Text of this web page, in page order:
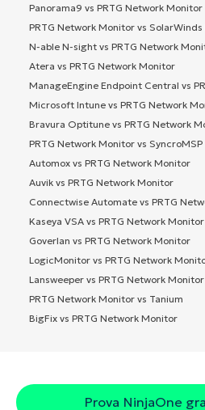
Panorama9 vs PRTG Network Monitor
PRTG Network Monitor vs
N-able N-sight vs PRTG Network
Atera vs PRTG Network Monitor
ManageEngine Endpoint Central vs
Microsoft Intune vs PRTG Network
Bravura Optitune vs PRTG Network
PRTG Network Monitor vs SyncroMSP
Automox vs PRTG Network Monitor
Auvik vs PRTG Network Monitor
Connectwise Automate vs PRTG
Kaseya VSA vs PRTG Network Monitor
Goverlan vs PRTG Network Monitor
LogicMonitor vs PRTG Network
Lansweeper vs PRTG Network Monitor
PRTG Network Monitor vs Tanium
BigFix vs PRTG Network Monitor
Prova NinjaOne